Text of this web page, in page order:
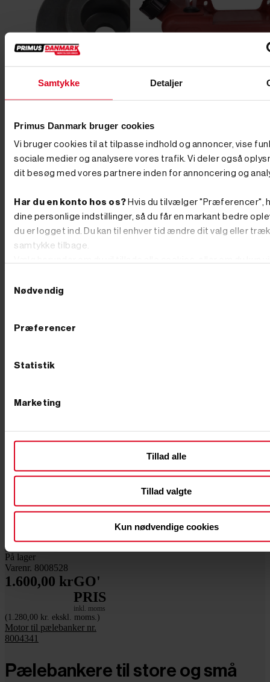
Samtykke Detaljer
Primus Danmark bruger cookies
Vi bruger cookies til at tilpasse indhold og annoncer, vise
sociale medier og analysere vores trafik. Vi deler også
dit besøg med vores partnere inden for annoncering og
Har du en konto hos os? Hvis du tilvælger "Præferencer",
dine personlige indstillinger, så du får en markant bedre
du er logget ind. Du kan til enhver tid ændre dit valg eller
samtykke tilbage.
Nødvendig
Præferencer
Statistik
Marketing
Tillad alle
Tillad valgte
Kun nødvendige cookies
 

Varenr. 8007758
300,00 krGO'
PRIS
inkl. moms
_Slagplade til JH95 - (35 mm
 
 
Varenr. 8007855
250,00 krGO'
PRIS
Benzintank til
 
På lager
Varenr. 8008528
1.600,00 krGO'
PRIS
inkl. moms
(1.280,00 kr. ekskl. moms.)
Motor til pælebanker nr.
8004341
Pælebankere til store og små